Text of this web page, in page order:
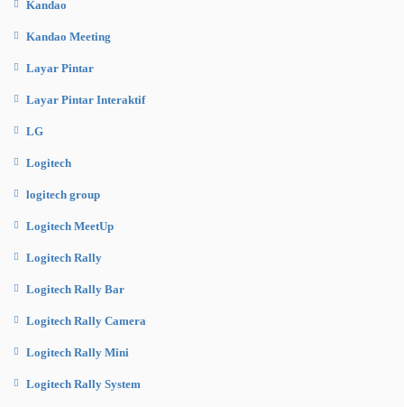
Kandao
Kandao Meeting
Layar Pintar
Layar Pintar Interaktif
LG
Logitech
logitech group
Logitech MeetUp
Logitech Rally
Logitech Rally Bar
Logitech Rally Camera
Logitech Rally Mini
Logitech Rally System